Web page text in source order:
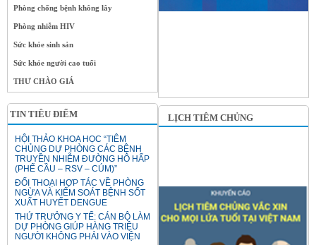
Phòng chống bệnh không lây
Phòng nhiễm HIV
Sức khỏe sinh sản
Sức khỏe người cao tuổi
THƯ CHÀO GIÁ
TIN TIÊU ĐIỂM
HỘI THẢO KHOA HỌC “TIÊM
CHỦNG DỰ PHÒNG CÁC BỆNH
TRUYỀN NHIỄM ĐƯỜNG HÔ HẤP
(PHẾ CẦU – RSV – CÚM)”
ĐỐI THOẠI HỢP TÁC VỀ PHÒNG
NGỪA VÀ KIỂM SOÁT BỆNH SỐT
XUẤT HUYẾT DENGUE
THỨ TRƯỞNG Y TẾ: CÁN BỘ LÀM
DỰ PHÒNG GIÚP HÀNG TRIỆU
NGƯỜI KHÔNG PHẢI VÀO VIỆN
LỊCH TIÊM CHỦNG